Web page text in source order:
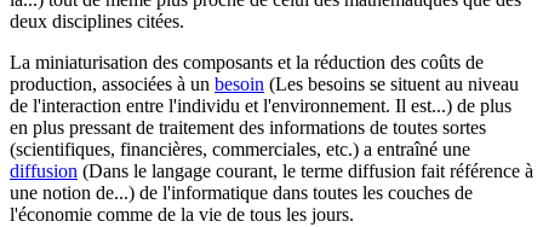
deux disciplines citées.
La miniaturisation des composants et la réduction des coûts de
production, associées à un besoin (Les besoins se situent au niveau
de l'interaction entre l'individu et l'environnement. Il est...) de plus
en plus pressant de traitement des informations de toutes sortes
(scientifiques, financières, commerciales, etc.) a entraîné une
diffusion (Dans le langage courant, le terme diffusion fait référence à
une notion de...) de l'informatique dans toutes les couches de
l'économie comme de la vie de tous les jours.